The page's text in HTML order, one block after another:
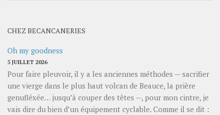
CHEZ BECANCANERIES
Oh my goodness
5 JUILLET 2026
Pour faire pleuvoir, il y a les anciennes méthodes — sacrifier
une vierge dans le plus haut volcan de Beauce, la prière
genufléxée… jusqu’à couper des têtes —, pour mon cintre, je
vais dire du bien d’un équipement cyclable. Comme il se dit :